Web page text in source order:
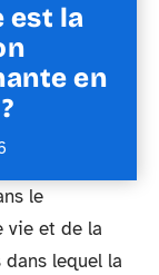
est la
en
le
vie et de la
lequel la